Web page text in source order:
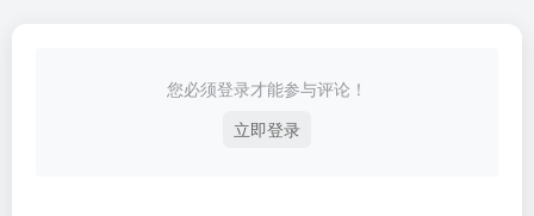
您必须登录才能参与评论！
立即登录